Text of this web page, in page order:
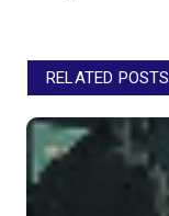
RELATED POSTS